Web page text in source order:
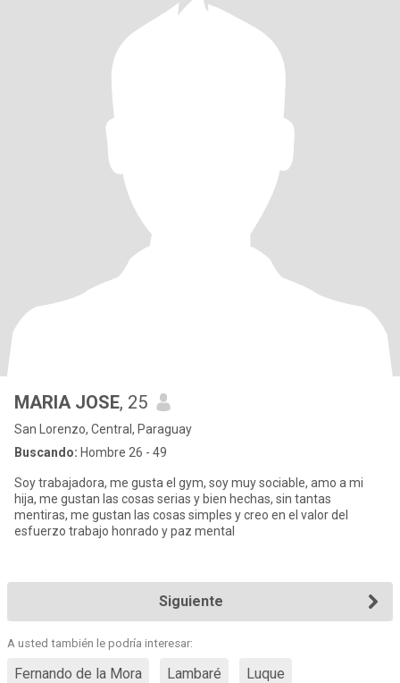
MARIA JOSE, 25
San Lorenzo, Central, Paraguay
Buscando: Hombre 26 - 49
Soy trabajadora, me gusta el gym, soy muy sociable, amo a mi
hija, me gustan las cosas serias y bien hechas, sin tantas
mentiras, me gustan las cosas simples y creo en el valor del
esfuerzo trabajo honrado y paz mental
Siguiente
A usted también le podría interesar:
Fernando de la Mora Lambaré Luque